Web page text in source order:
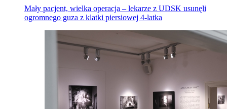
Mały pacjent, wielka operacja – lekarze z UDSK usunęli
ogromnego guza z klatki piersiowej 4-latka